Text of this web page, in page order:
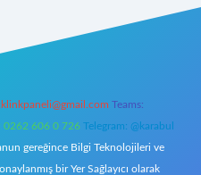
Teams:
0262 606 0 726 Telegram: @karabul
gereğince Bilgi Teknolojileri ve
bir Yer Sağlayıcı olarak